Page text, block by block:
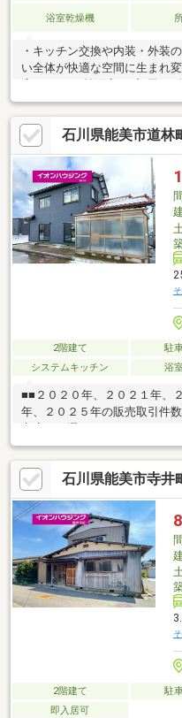
浴室乾燥機
・キッチン交換や内装・外装
い全体が快適な空間に生まれ
部屋に収納を完備してありま
とめられ、家事動線にも配慮
台分を確保し、庭や駐車もゆ
ビニ、スーパー、ドラッグス
高い生活環境です。・家族で
を、ぜひ現地でご体感くださ
石川県能美市道林
2階建て 駐
システムキッチン
浴
■■２０２０年、２０２１年、
年、２０２５年の販売取引件
イント～・ＬＤＫ２６．１帖
♪・対面キッチン♪【周辺環境
中学校 徒歩１２分・ファミ
式会社住まいのＫＯＥＩイオ
営です。担当：水木 洋TEL：
石川県能美市寺井
2階建て 駐
即入居可